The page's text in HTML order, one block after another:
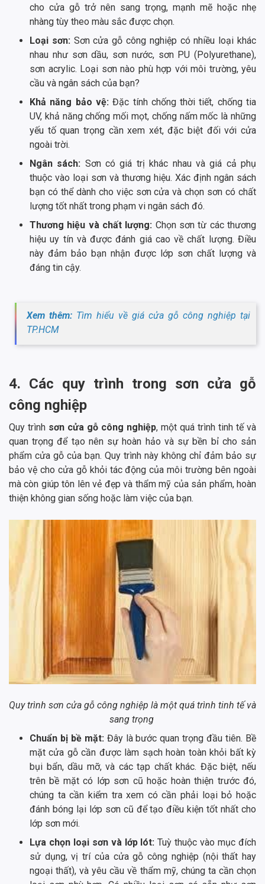
cho cửa gỗ trở nên sang trọng, mạnh mẽ hoặc nhẹ
nhàng tùy theo màu sắc được chọn.
Loại sơn:Sơn cửa gỗ công nghiệp có nhiều loại khác
nhau như sơn dầu, sơn nước, sơn PU (Polyurethane),
sơn acrylic. Loại sơn nào phù hợp với môi trường, yêu
cầu và ngân sách của bạn?
Khả năng bảo vệ:Đặc tính chống thời tiết, chống tia
UV, khả năng chống mối mọt, chống nấm mốc là những
yếu tố quan trọng cần xem xét, đặc biệt đối với cửa
ngoài trời.
Ngân sách: Sơn có giá trị khác nhau và giá cả phụ
thuộc vào loại sơn và thương hiệu. Xác định ngân sách
bạn có thể dành cho việc sơn cửa và chọn sơn có chất
lượng tốt nhất trong phạm vi ngân sách đó.
Thương hiệu và chất lượng: Chọn sơn từ các thương
hiệu uy tín và được đánh giá cao về chất lượng. Điều
này đảm bảo bạn nhận được lớp sơn chất lượng và
đáng tin cậy.
Xem thêm: Tìm hiểu về giá cửa gỗ công nghiệp tại
TP.HCM
4. Các quy trình trong sơn cửa gỗ
công nghiệp
Quy trình sơn cửa gỗ công nghiệp, một quá trình tinh tế và
quan trọng để tạo nên sự hoàn hảo và sự bền bỉ cho sản
phẩm cửa gỗ của bạn. Quy trình này không chỉ đảm bảo sự
bảo vệ cho cửa gỗ khỏi tác động của môi trường bên ngoài
mà còn giúp tôn lên vẻ đẹp và thẩm mỹ của sản phẩm, hoàn
thiện không gian sống hoặc làm việc của bạn.
Quy trình sơn cửa gỗ công nghiệp là một quá trình tinh tế và
sang trọng
Chuẩn bị bề mặt:Đây là bước quan trọng đầu tiên. Bề
mặt cửa gỗ cần được làm sạch hoàn toàn khỏi bất kỳ
bụi bẩn, dầu mỡ, và các tạp chất khác. Đặc biệt, nếu
trên bề mặt có lớp sơn cũ hoặc hoàn thiện trước đó,
chúng ta cần kiểm tra xem có cần phải loại bỏ hoặc
đánh bóng lại lớp sơn cũ để tạo điều kiện tốt nhất cho
lớp sơn mới.
Lựa chọn loại sơn và lớp lót: Tuỳ thuộc vào mục đích
sử dụng, vị trí của cửa gỗ công nghiệp (nội thất hay
ngoại thất), và yêu cầu về thẩm mỹ, chúng ta cần chọn